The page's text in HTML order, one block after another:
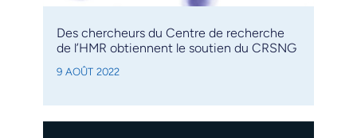
Des chercheurs du Centre de recherche
de l’HMR obtiennent le soutien du CRSNG
9 AOÛT 2022